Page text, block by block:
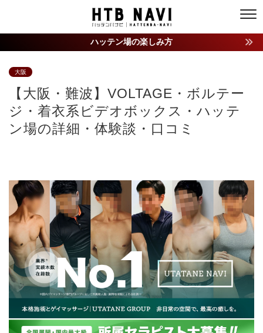
ハッテン場の楽しみ方
大阪
【大阪・難波】VOLTAGE・ボルテー
ジ・着衣系ビデオボックス・ハッテ
ン場の詳細・体験談・口コミ